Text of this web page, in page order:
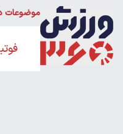
موضوعات